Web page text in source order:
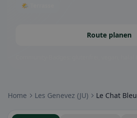
🌤 Terrasse
Route planen
Home Les Genevez (JU) Le Chat Bleu